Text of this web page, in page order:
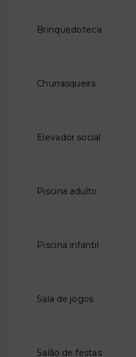
Brinquedoteca
Churrasqueira
Elevador social
Piscina adulto
Piscina infantil
Sala de jogos
Salão de festas